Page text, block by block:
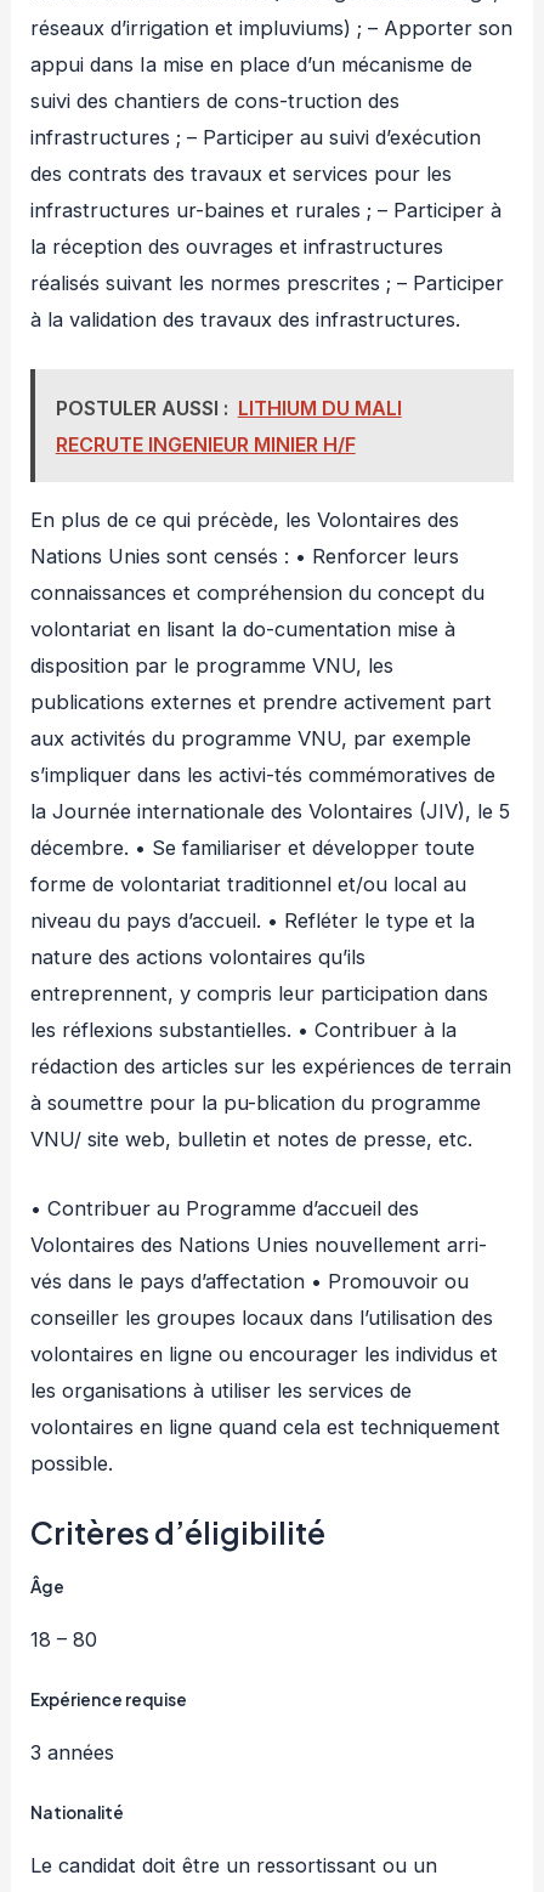
réseaux d’irrigation et impluviums) ; – Apporter son
appui dans Ia mise en place d’un mécanisme de
suivi des chantiers de cons-truction des
infrastructures ; – Participer au suivi d’exécution
des contrats des travaux et services pour les
infrastructures ur-baines et rurales ; – Participer à
la réception des ouvrages et infrastructures
réalisés suivant les normes prescrites ; – Participer
à la validation des travaux des infrastructures.
POSTULER AUSSI : LITHIUM DU MALI
RECRUTE INGENIEUR MINIER H/F
En plus de ce qui précède, les Volontaires des
Nations Unies sont censés : • Renforcer leurs
connaissances et compréhension du concept du
volontariat en lisant la do-cumentation mise à
disposition par le programme VNU, les
publications externes et prendre activement part
aux activités du programme VNU, par exemple
s’impliquer dans les activi-tés commémoratives de
la Journée internationale des Volontaires (JIV), le 5
décembre. • Se familiariser et développer toute
forme de volontariat traditionnel et/ou local au
niveau du pays d’accueil. • Refléter le type et la
nature des actions volontaires qu’ils
entreprennent, y compris leur participation dans
les réflexions substantielles. • Contribuer à la
rédaction des articles sur les expériences de terrain
à soumettre pour la pu-blication du programme
VNU/ site web, bulletin et notes de presse, etc.
• Contribuer au Programme d’accueil des
Volontaires des Nations Unies nouvellement arri-
vés dans le pays d’affectation • Promouvoir ou
conseiller les groupes locaux dans l’utilisation des
volontaires en ligne ou encourager les individus et
les organisations à utiliser les services de
volontaires en ligne quand cela est techniquement
possible.
Critères d’éligibilité
Âge
18 – 80
Expérience requise
3 années
Nationalité
Le candidat doit être un ressortissant ou un